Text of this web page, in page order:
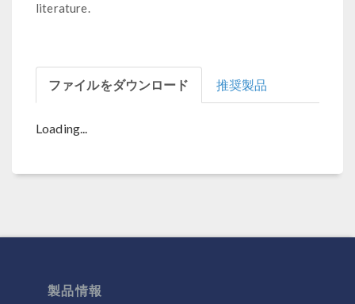
literature.
ファイルをダウンロード 推奨製品
Loading...
製品情報